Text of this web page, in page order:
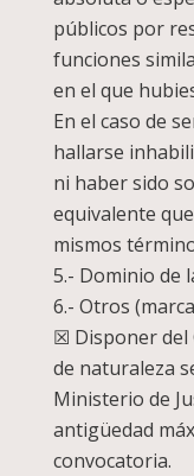
públicos por
funciones
en el que
En el caso de
hallarse
ni haber sido
equivalente
mismos
5.- Dominio de
6.- Otros
☒ Disponer del
de naturaleza
Ministerio de
antigüedad
convocatoria.